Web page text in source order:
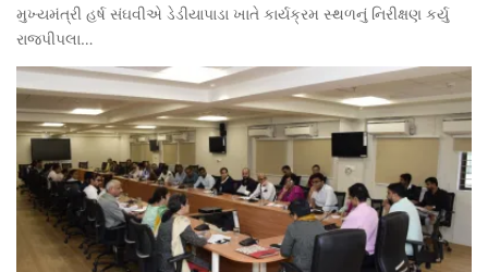
મુખ્યમંત્રી હર્ષ સંઘવીએ ડેડીયાપાડા ખાતે કાર્યક્રમ સ્થળનું નિરીક્ષણ કર્યુ
રાજપીપલા…